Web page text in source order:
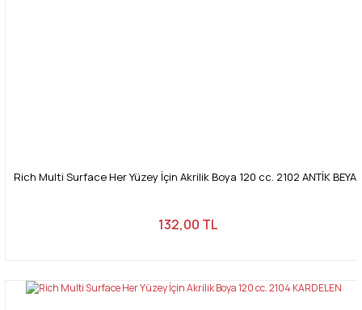
Rich Multi Surface Her Yüzey İçin Akrilik Boya 120 cc. 2102 ANTİK BEYAZ
132,00 TL